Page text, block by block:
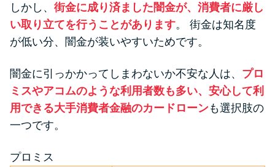
しかし、 街金に成り済ました闇金が、消費者に厳し
い取り立てを行うことがあります。 街金は知名度
が低い分、闇金が装いやすいためです。
闇金に引っかかってしまわないか不安な人は、 プロ
ミスやアコムのような利用者数も多い、安心して利
用できる大手消費者金融のカードローンも選択肢の
一つです。
プロミス